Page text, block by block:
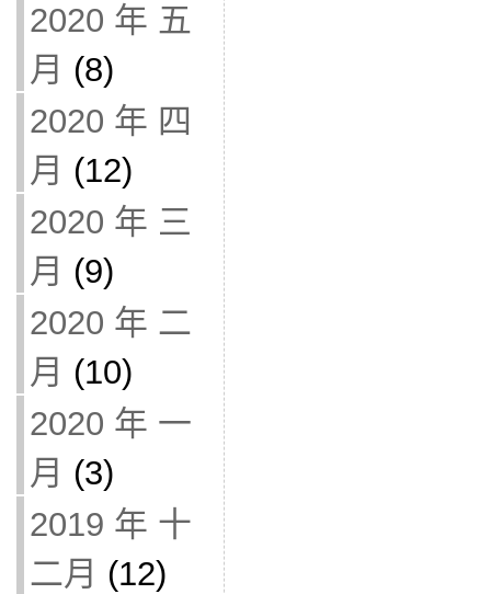
2020 年 五
月 (8)
2020 年 四
月 (12)
2020 年 三
月 (9)
2020 年 二
月 (10)
2020 年 一
月 (3)
2019 年 十
二月 (12)